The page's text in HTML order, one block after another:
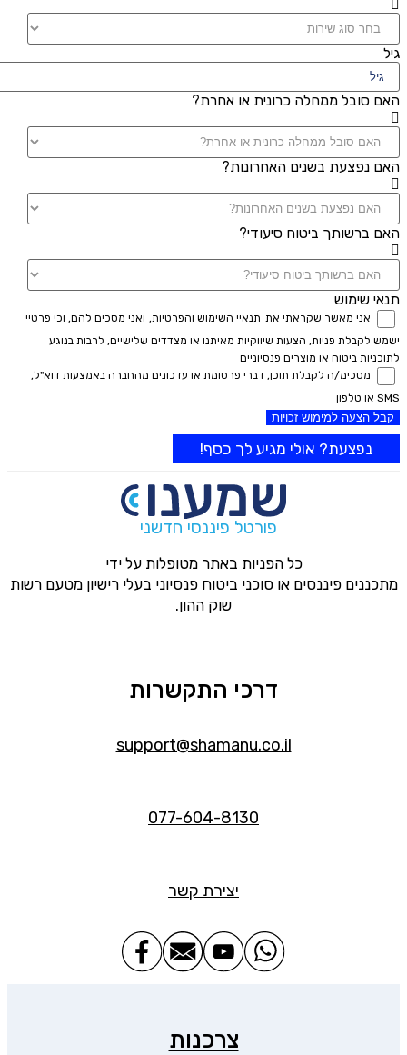
גיל
האם סובל ממחלה כרונית או אחרת?
האם נפצעת בשנים האחרונות?
האם ברשותך ביטוח סיעודי?
תנאי שימוש
אני מאשר שקראתי את תנאיי השימוש והפרטיות, ואני מסכים להם, וכי פרטיי
ישמש לקבלת פניות, הצעות שיווקיות מאיתנו או מצדדים שלישיים, לרבות בנוגע
לתוכניות ביטוח או מוצרים פנסיוניים
מסכימ/ה לקבלת תוכן, דברי פרסומת או עדכונים מהחברה באמצעות דוא"ל,
SMS או טלפון
קבל הצעה למימוש זכויות
נפצעת? אולי מגיע לך כסף!
פורטל פיננסי חדשני
כל הפניות באתר מטופלות על ידי
מתכננים פיננסים או סוכני ביטוח פנסיוני בעלי רישיון מטעם רשות
שוק ההון.
דרכי התקשרות
support@shamanu.co.il
077-604-8130
יצירת קשר
צרכנות